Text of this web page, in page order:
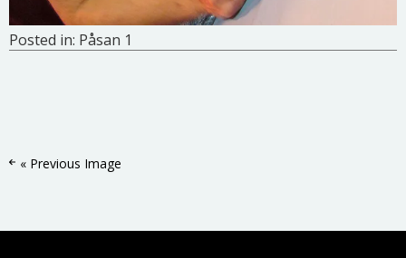
Posted in: Påsan 1
« Previous Image